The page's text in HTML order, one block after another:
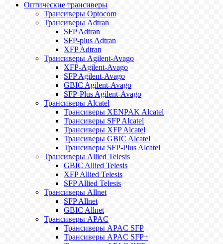
Оптические трансиверы
Трансиверы Optocom
Трансиверы Adtran
SFP Adtran
SFP-plus Adtran
XFP Adtran
Трансиверы Agilent-Avago
XFP-Agilent-Avago
SFP Agilent-Avago
GBIC Agilent-Avago
SFP-Plus Agilent-Avago
Трансиверы Alcatel
Трансиверы XENPAK Alcatel
Трансиверы SFP Alcatel
Трансиверы XFP Alcatel
Трансиверы GBIC Alcatel
Трансиверы SFP-Plus Alcatel
Трансиверы Allied Telesis
GBIC Allied Telesis
XFP Allied Telesis
SFP Allied Telesis
Трансиверы Allnet
SFP Allnet
GBIC Allnet
Трансиверы APAC
Трансиверы APAC SFP
Трансиверы APAC SFP+